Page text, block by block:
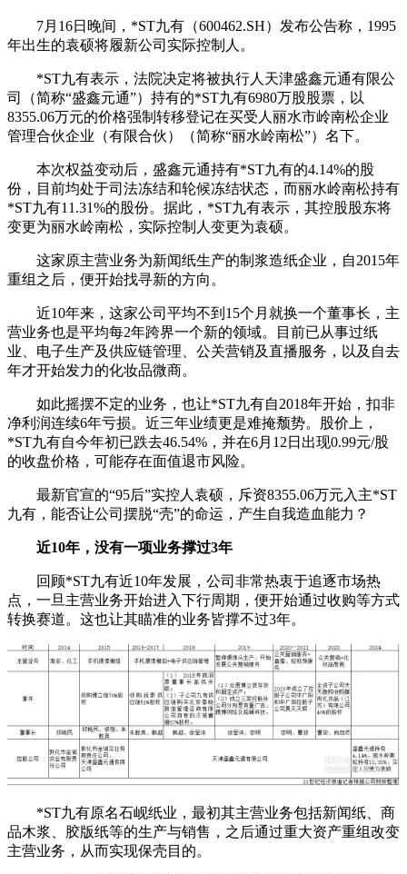
7月16日晚间，*ST九有（600462.SH）发布公告称，1995
年出生的袁硕将履新公司实际控制人。
*ST九有表示，法院决定将被执行人天津盛鑫元通有限公
司（简称“盛鑫元通”）持有的*ST九有6980万股股票，以
8355.06万元的价格强制转移登记在买受人丽水市岭南松企业
管理合伙企业（有限合伙）（简称“丽水岭南松”）名下。
本次权益变动后，盛鑫元通持有*ST九有的4.14%的股
份，目前均处于司法冻结和轮候冻结状态，而丽水岭南松持有
*ST九有11.31%的股份。据此，*ST九有表示，其控股股东将
变更为丽水岭南松，实际控制人变更为袁硕。
这家原主营业务为新闻纸生产的制浆造纸企业，自2015年
重组之后，便开始找寻新的方向。
近10年来，这家公司平均不到15个月就换一个董事长，主
营业务也是平均每2年跨界一个新的领域。目前已从事过纸
业、电子生产及供应链管理、公关营销及直播服务，以及自去
年才开始发力的化妆品微商。
如此摇摆不定的业务，也让*ST九有自2018年开始，扣非
净利润连续6年亏损。近三年业绩更是难掩颓势。股价上，
*ST九有自今年初已跌去46.54%，并在6月12日出现0.99元/股
的收盘价格，可能存在面值退市风险。
最新官宣的“95后”实控人袁硕，斥资8355.06万元入主*ST
九有，能否让公司摆脱“壳”的命运，产生自我造血能力？
近10年，没有一项业务撑过3年
回顾*ST九有近10年发展，公司非常热衷于追逐市场热
点，一旦主营业务开始进入下行周期，便开始通过收购等方式
转换赛道。这也让其瞄准的业务皆撑不过3年。
*ST九有原名石岘纸业，最初其主营业务包括新闻纸、商
品木浆、胶版纸等的生产与销售，之后通过重大资产重组改变
主营业务，从而实现保壳目的。